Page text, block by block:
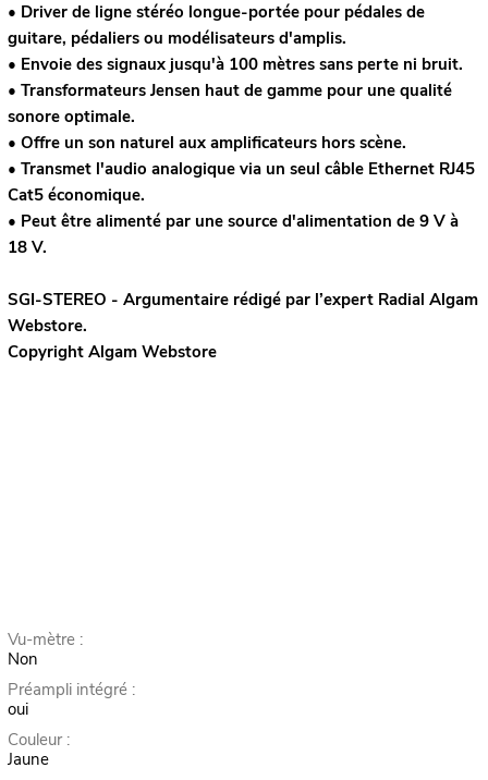
• Driver de ligne stéréo longue-portée pour pédales de
guitare, pédaliers ou modélisateurs d'amplis.
• Envoie des signaux jusqu'à 100 mètres sans perte ni bruit.
• Transformateurs Jensen haut de gamme pour une qualité
sonore optimale.
• Offre un son naturel aux amplificateurs hors scène.
• Transmet l'audio analogique via un seul câble Ethernet RJ45
Cat5 économique.
• Peut être alimenté par une source d'alimentation de 9 V à
18 V.
SGI-STEREO - Argumentaire rédigé par l’expert Radial Algam
Webstore.
Copyright Algam Webstore
Vu-mètre :
Non
Préampli intégré :
oui
Couleur :
Jaune